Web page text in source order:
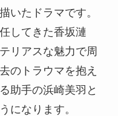
いたドラマです。
してきた香坂漣
リアスな魅力で周
のトラウマを抱え
助手の浜崎美羽と
になります。